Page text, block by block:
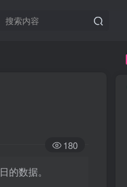
180
日的数据。